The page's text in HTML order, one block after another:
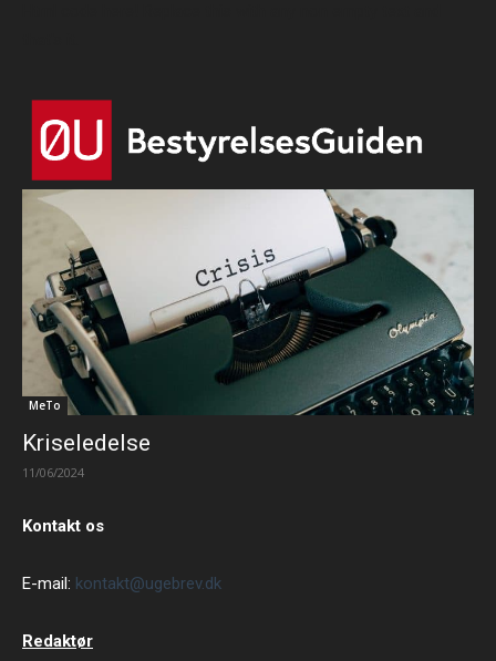
MeTo
Kriseledelse
11/06/2024
Kontakt os
E-mail: kontakt@ugebrev.dk
Redaktør